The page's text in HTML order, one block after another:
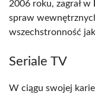
2006 roku, zagrał w
spraw
wszechstronność
Seriale TV
W ciągu swojej